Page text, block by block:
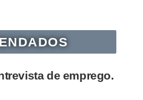
de emprego.